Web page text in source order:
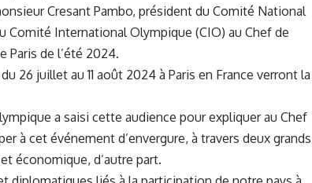
Cresant Pambo, président du Comité National
Comité International Olympique (CIO) au Chef de
Paris de l’été 2024.
26 juillet au 11 août 2024 à Paris en France verront la
a saisi cette audience pour expliquer au Chef
à cet événement d’envergure, à travers deux grands
économique, d’autre part.